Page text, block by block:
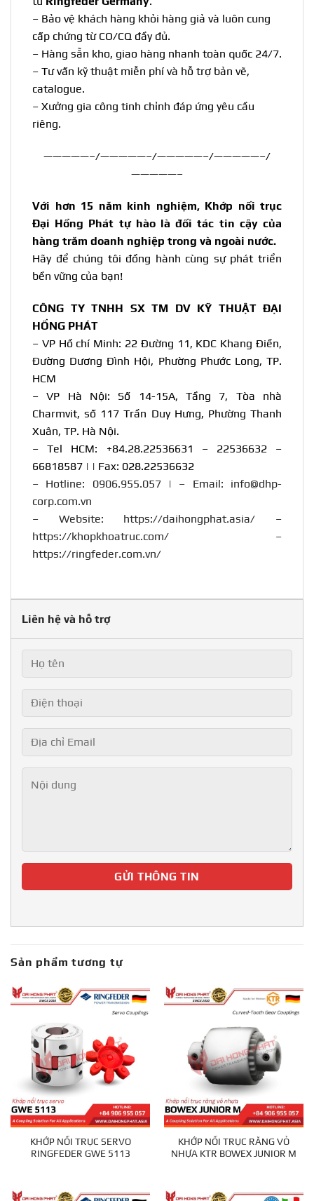
– Bảo vệ khách hàng khỏi hàng giả và luôn cung
cấp chứng từ CO/CQ đầy đủ.
– Hàng sẵn kho, giao hàng nhanh toàn quốc 24/7.
– Tư vấn kỹ thuật miễn phí và hỗ trợ bản vẽ,
catalogue.
– Xưởng gia công tinh chỉnh đáp ứng yêu cầu
riêng.
—————–/—————–/—————–/—————–/
—————–
Với hơn 15 năm kinh nghiệm, Khớp nối trục
Đại Hồng Phát tự hào là đối tác tin cậy của
hàng trăm doanh nghiệp trong và ngoài nước.
Hãy để chúng tôi đồng hành cùng sự phát triển
bền vững của bạn!
CÔNG TY TNHH SX TM DV KỸ THUẬT ĐẠI
HỒNG PHÁT
– VP Hồ chí Minh: 22 Đường 11, KDC Khang Điền,
Đường Dương Đình Hội, Phường Phước Long, TP.
HCM
– VP Hà Nội: Số 14-15A, Tầng 7, Tòa nhà
Charmvit, số 117 Trần Duy Hưng, Phường Thanh
Xuân, TP. Hà Nội.
– Tel HCM: +84.28.22536631 – 22536632 –
66818587 | | Fax: 028.22536632
– Hotline: 0906.955.057| – Email: info@dhp-
corp.com.vn
– Website: https://daihongphat.asia/ –
https://khopkhoatruc.com/ –
https://ringfeder.com.vn/
Liên hệ và hỗ trợ
Sản phẩm tương tự
KHỚP NỐI TRỤC SERVO
RINGFEDER GWE 5113
KHỚP NỐI TRỤC RĂNG VỎ
NHỰA KTR BOWEX JUNIOR M